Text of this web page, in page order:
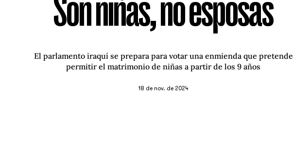
Son niñas, no esposas
El parlamento iraquí se prepara para votar una enmienda que pretende
permitir el matrimonio de niñas a partir de los 9 años
18 de nov. de 2024